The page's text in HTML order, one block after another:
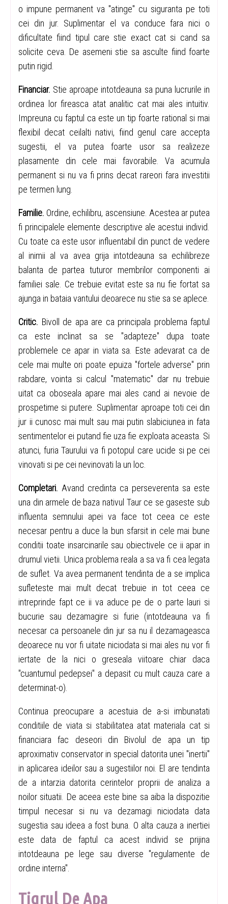
o impune permanent va "atinge" cu siguranta pe toti
cei din jur. Suplimentar el va conduce fara nici o
dificultate fiind tipul care stie exact cat si cand sa
solicite ceva. De asemeni stie sa asculte fiind foarte
putin rigid.
Financiar. Stie aproape intotdeauna sa puna lucrurile in
ordinea lor fireasca atat analitic cat mai ales intuitiv.
Impreuna cu faptul ca este un tip foarte rational si mai
flexibil decat ceilalti nativi, fiind genul care accepta
sugestii, el va putea foarte usor sa realizeze
plasamente din cele mai favorabile. Va acumula
permanent si nu va fi prins decat rareori fara investitii
pe termen lung.
Familie. Ordine, echilibru, ascensiune. Acestea ar putea
fi principalele elemente descriptive ale acestui individ.
Cu toate ca este usor influentabil din punct de vedere
al inimii al va avea grija intotdeauna sa echilibreze
balanta de partea tuturor membrilor componenti ai
familiei sale. Ce trebuie evitat este sa nu fie fortat sa
ajunga in bataia vantului deoarece nu stie sa se aplece.
Critic. Bivoll de apa are ca principala problema faptul
ca este inclinat sa se "adapteze" dupa toate
problemele ce apar in viata sa. Este adevarat ca de
cele mai multe ori poate epuiza "fortele adverse" prin
rabdare, vointa si calcul "matematic" dar nu trebuie
uitat ca oboseala apare mai ales cand ai nevoie de
prospetime si putere. Suplimentar aproape toti cei din
jur ii cunosc mai mult sau mai putin slabiciunea in fata
sentimentelor ei putand fie uza fie exploata aceasta. Si
atunci, furia Taurului va fi potopul care ucide si pe cei
vinovati si pe cei nevinovati la un loc.
Completari. Avand credinta ca perseverenta sa este
una din armele de baza nativul Taur ce se gaseste sub
influenta semnului apei va face tot ceea ce este
necesar pentru a duce la bun sfarsit in cele mai bune
conditii toate insarcinarile sau obiectivele ce ii apar in
drumul vietii. Unica problema reala a sa va fi cea legata
de suflet. Va avea permanent tendinta de a se implica
sufleteste mai mult decat trebuie in tot ceea ce
intreprinde fapt ce ii va aduce pe de o parte lauri si
bucurie sau dezamagire si furie (intotdeauna va fi
necesar ca persoanele din jur sa nu il dezamageasca
deoarece nu vor fi uitate niciodata si mai ales nu vor fi
iertate de la nici o greseala viitoare chiar daca
"cuantumul pedepsei" a depasit cu mult cauza care a
determinat-o).
Continua preocupare a acestuia de a-si imbunatati
conditiile de viata si stabilitatea atat materiala cat si
financiara fac deseori din Bivolul de apa un tip
aproximativ conservator in special datorita unei "inertii"
in aplicarea ideilor sau a sugestiilor noi. El are tendinta
de a intarzia datorita cerintelor proprii de analiza a
noilor situatii. De aceea este bine sa aiba la dispozitie
timpul necesar si nu va dezamagi niciodata data
sugestia sau ideea a fost buna. O alta cauza a inertiei
este data de faptul ca acest individ se prijina
intotdeauna pe lege sau diverse "regulamente de
ordine interna".
Tigrul De Apa